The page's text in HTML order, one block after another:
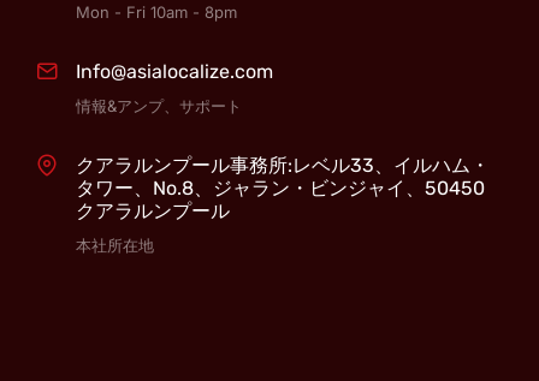
Mon - Fri 10am - 8pm
Info@asialocalize.com
情報&アンプ、サポート
クアラルンプール事務所:レベル33、イルハム・
タワー、No.8、ジャラン・ビンジャイ、50450
クアラルンプール
本社所在地